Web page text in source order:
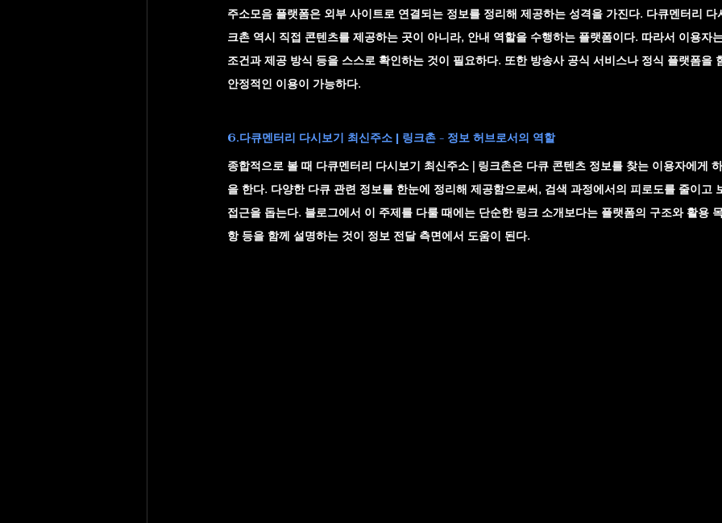
주소모음 플랫폼은 외부 사이트로 연결되는 정보를 정리해 제공하는 성격을 가진다. 다큐멘터리 다
크촌 역시 직접 콘텐츠를 제공하는 곳이 아니라, 안내 역할을 수행하는 플랫폼이다. 따라서 이용자
조건과 제공 방식 등을 스스로 확인하는 것이 필요하다. 또한 방송사 공식 서비스나 정식 플랫폼을
안정적인 이용이 가능하다.
6.다큐멘터리 다시보기 최신주소 | 링크촌 - 정보 허브로서의 역할
종합적으로 볼 때 다큐멘터리 다시보기 최신주소 | 링크촌은 다큐 콘텐츠 정보를 찾는 이용자에게
을 한다. 다양한 다큐 관련 정보를 한눈에 정리해 제공함으로써, 검색 과정에서의 피로도를 줄이고
접근을 돕는다. 블로그에서 이 주제를 다룰 때에는 단순한 링크 소개보다는 플랫폼의 구조와 활용
항 등을 함께 설명하는 것이 정보 전달 측면에서 도움이 된다.